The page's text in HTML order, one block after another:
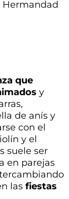
Hermandad
que
y
de anís y
con el
y el
suele ser
en parejas
las fiestas